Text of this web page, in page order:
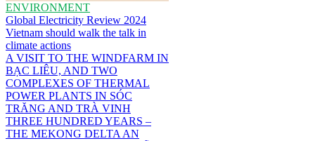
ENVIRONMENT
Global Electricity Review 2024
Vietnam should walk the talk in
climate actions
A VISIT TO THE WINDFARM IN
BẠC LIÊU, AND TWO
COMPLEXES OF THERMAL
POWER PLANTS IN SÓC
TRĂNG AND TRÀ VINH
THREE HUNDRED YEARS –
THE MEKONG DELTA AN